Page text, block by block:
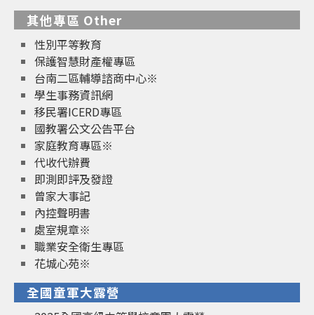
其他專區 Other
性別平等教育
保護智慧財產權專區
台南二區輔導諮商中心※
學生事務資訊網
移民署ICERD專區
國教署公文公告平台
家庭教育專區※
代收代辦費
即測即評及發證
曾家大事記
內控聲明書
處室規章※
職業安全衛生專區
花城心苑※
全國童軍大露營